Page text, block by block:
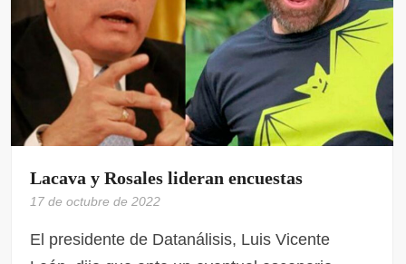
Lacava y Rosales lideran encuestas
17 de octubre de 2022
El presidente de Datanálisis, Luis Vicente